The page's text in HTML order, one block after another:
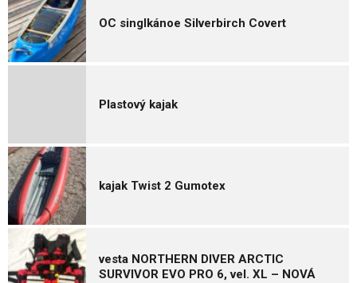
OC singlkánoe Silverbirch Covert
Plastový kajak
kajak Twist 2 Gumotex
vesta NORTHERN DIVER ARCTIC
SURVIVOR EVO PRO 6, vel. XL – NOVÁ